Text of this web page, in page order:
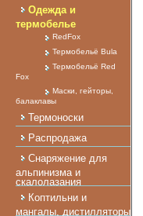
Одежда и
термобелье
RedFox
Термобельё Bula
Термобельё Red
Fox
Маски, гейторы,
балаклавы
Термоноски
Распродажа
Снаряжение для
альпинизма и
скалолазания
Коптильни и
мангалы, дистилляторы